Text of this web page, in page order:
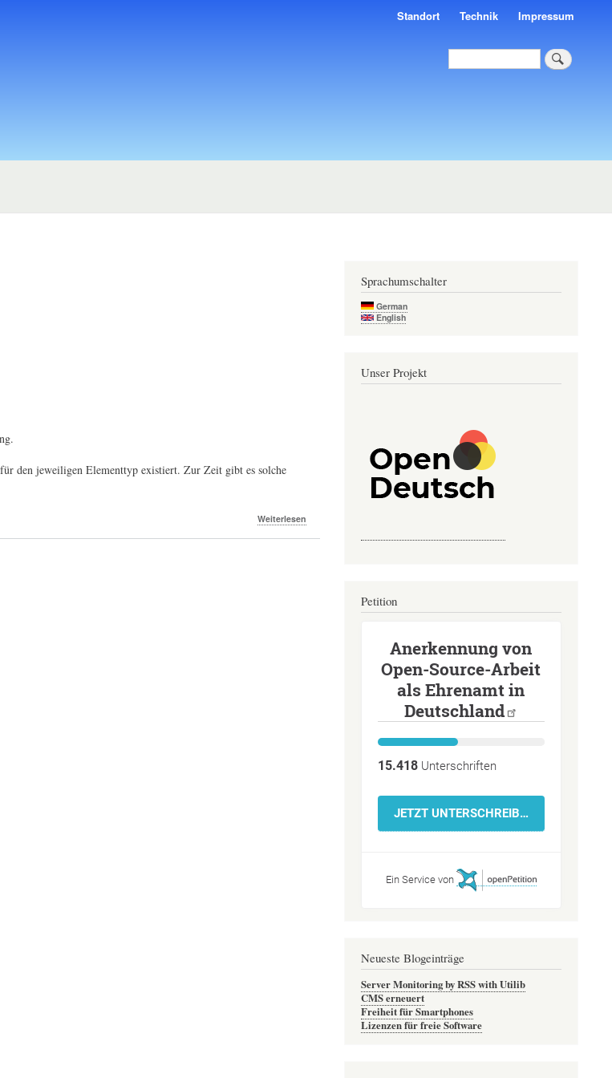
Standort Technik Impressum
Suche
den jeweiligen Elementtyp existiert. Zur Zeit gibt es solche
Weiterlesen
Sprachumschalter
German
English
Unser Projekt
Petition
Anerkennung von
Open-Source-Arbeit
als Ehrenamt in
Deutschland
15.418Unterschriften
JETZT UNTERSCHREIBEN!
Ein Service von
Neueste Blogeinträge
Server Monitoring by RSS with Utilib
CMS erneuert
Freiheit für Smartphones
Lizenzen für freie Software